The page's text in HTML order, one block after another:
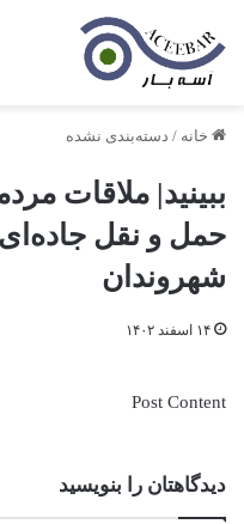
خانه / دسته‌بندی نشده
ببینید| ملاقات
حمل و نقل
شهروندان
۱۴ اسفند ۱۴۰۲
Post Content
دیدگاهتان را بنویسید